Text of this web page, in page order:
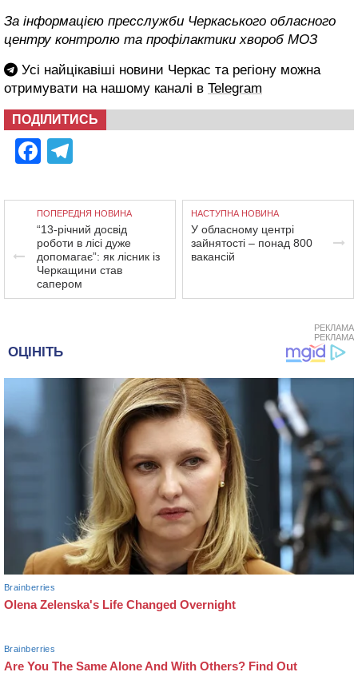
За інформацією пресслужби Черкаського обласного
центру контролю та профілактики хвороб МОЗ
Усі найцікавіші новини Черкас та регіону можна
отримувати на нашому каналі в Telegram
ПОДІЛИТИСЬ
Facebook
ПОПЕРЕДНЯ НОВИНА
“13-річний досвід
роботи в лісі дуже
допомагає”: як лісник із
Черкащини став
сапером
НАСТУПНА НОВИНА
У обласному центрі
зайнятості – понад 800
вакансій
РЕКЛАМА
РЕКЛАМА